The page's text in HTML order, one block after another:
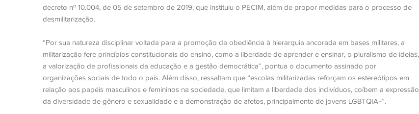
decreto nº 10.004, de 05 de setembro de 2019, que instituiu o PECIM, além de propor medidas para o processo de
desmilitarização.
“Por sua natureza disciplinar voltada para a promoção da obediência à hierarquia ancorada em bases militares, a
militarização fere princípios constitucionais do ensino, como a liberdade de aprender e ensinar, o pluralismo de ideias,
a valorização de profissionais da educação e a gestão democrática”, pontua o documento assinado por
organizações sociais de todo o país. Além disso, ressaltam que “escolas militarizadas reforçam os estereótipos em
relação aos papéis masculinos e femininos na sociedade, que limitam a liberdade dos indivíduos, coíbem a expressão
da diversidade de gênero e sexualidade e a demonstração de afetos, principalmente de jovens LGBTQIA+”.